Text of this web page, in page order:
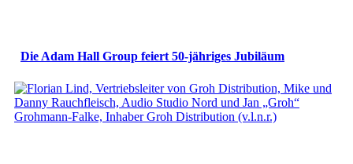
Die Adam Hall Group feiert 50-jähriges Jubiläum